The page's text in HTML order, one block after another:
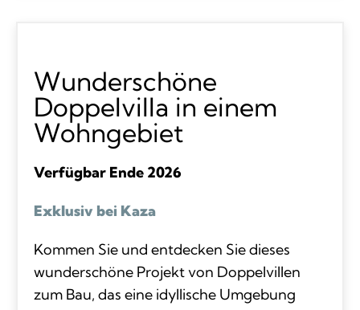
Wunderschöne
Doppelvilla in einem
Wohngebiet
Verfügbar Ende 2026
Exklusiv bei Kaza
Kommen Sie und entdecken Sie dieses
wunderschöne Projekt von Doppelvillen
zum Bau, das eine idyllische Umgebung